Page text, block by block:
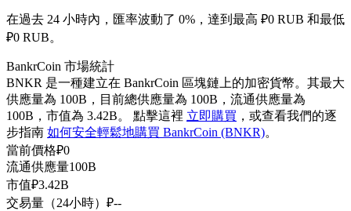
USDC永續
多種以USDC結算的永續合約
在過去 24 小時內，匯率波動了 0%，達到最高 ₽0 RUB 和最低
₽0 RUB。
BankrCoin 市場統計
BNKR 是一種建立在 BankrCoin 區塊鏈上的加密貨幣。其最大
供應量為 100B，目前總供應量為 100B，流通供應量為
100B，市值為 3.42B。 點擊這裡 立即購買 ，或查看我們的逐
步指南 如何安全輕鬆地購買 BankrCoin (BNKR)。
當前價格₽0
流通供應量100B
市值₽3.42B
交易量（24小時） ₽--